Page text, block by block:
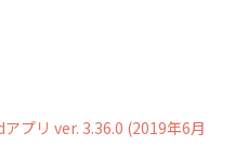
プリ ver. 3.36.0 (2019年6月